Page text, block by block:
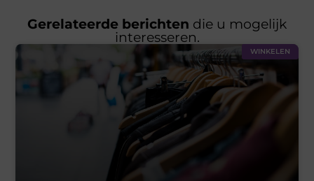
Gerelateerde berichten die u mogelijk
interesseren.
WINKELEN